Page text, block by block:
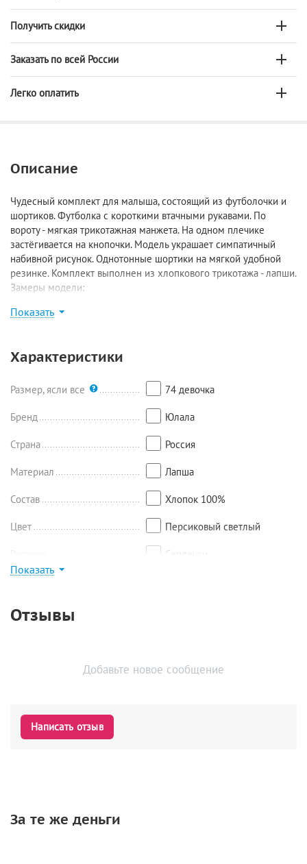
Получить скидки
Заказать по всей России
Легко оплатить
Описание
Чудесный комплект для малыша, состоящий из футболочки и
шортиков. Футболка с короткими втачными рукавами. По
вороту - мягкая трикотажная манжета. На одном плечике
застёгивается на кнопочки. Модель украшает симпатичный
набивной рисунок. Однотонные шортики на мягкой удобной
резинке. Комплект выполнен из хлопкового трикотажа - лапши.
Замеры модели:
длина по внешнему шву 23,5 см, длина по внутреннему шву 6
длина 26/6,5 см;
длина 26,5/7 см.
Показать
Характеристики
Размер, ясли все 74 девочка
Бренд Юлала
Страна Россия
Материал Лапша
Состав Хлопок 100%
Цвет Персиковый светлый
Сердечки
Показать
Отзывы
Добавьте новое сообщение
Написать отзыв
За те же деньги